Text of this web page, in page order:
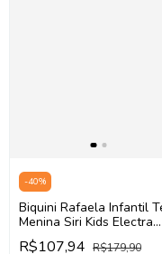
-40%
Biquini Rafaela Infantil
Menina Siri Kids Electra
39027 (Rosa Neon)
R$107,94 R$179,90